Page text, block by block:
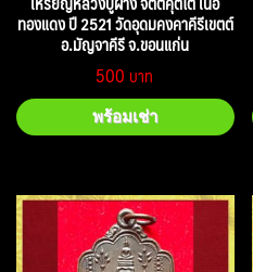
ทองแดง ปี 2521 วัดอุดมคงคาคีรีเขตต์
อ.มัญจาคีรี จ.ขอนแก่น
500
พร้อมเช่า